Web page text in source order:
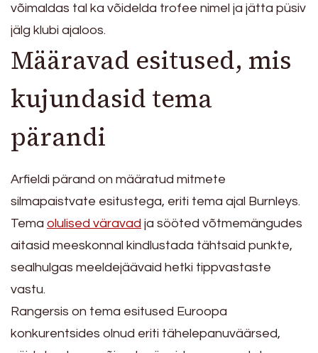
võimaldas tal ka võidelda trofee nimel ja jätta püsiv
jälg klubi ajaloos.
Määravad esitused, mis
kujundasid tema
pärandi
Arfieldi pärand on määratud mitmete
silmapaistvate esitustega, eriti tema ajal Burnleys.
Tema olulised väravad ja sööted võtmemängudes
aitasid meeskonnal kindlustada tähtsaid punkte,
sealhulgas meeldejäävaid hetki tippvastaste
vastu.
Rangersis on tema esitused Euroopa
konkurentsides olnud eriti tähelepanuväärsed,